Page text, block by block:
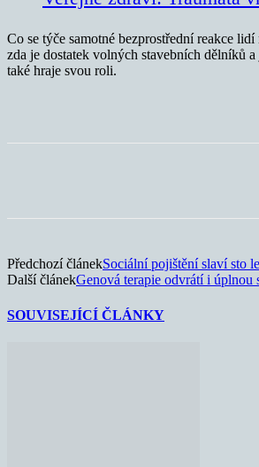
Co se týče samotné bezprostřední reakce
zda je dostatek volných stavebních dělníků
také hraje svou roli.
Předchozí článekSociální pojištění slaví sto
Další článekGenová terapie odvrátí i úplnou
SOUVISEJÍCÍ ČLÁNKY